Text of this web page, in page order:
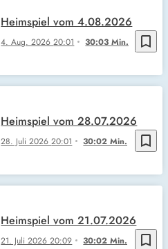
bookmark_border
4. Aug. 202620:01 30:03 Min.
Heimspiel vom 4.08.2026
bookmark_border
28. Juli 202620:01 30:02 Min.
Heimspiel vom 28.07.2026
bookmark_border
21. Juli 202620:09 30:02 Min.
Heimspiel vom 21.07.2026